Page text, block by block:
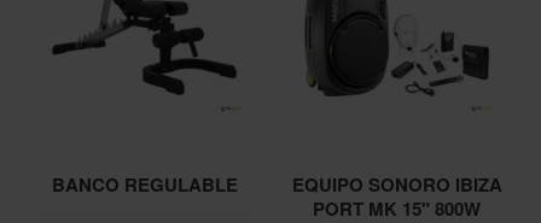
BANCO REGULABLE
EQUIPO SONORO IBIZA
PORT MK 15" 800W